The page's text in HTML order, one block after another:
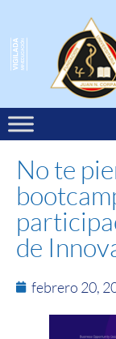
No te
de
febrero 20,